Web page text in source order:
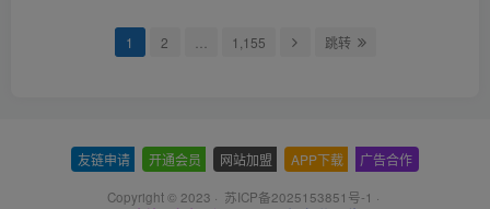
1 2 … 1,155 跳转
友链申请 开通会员 网站加盟 APP下载 广告合作
Copyright © 2023 · 苏ICP备2025153851号-1 ·